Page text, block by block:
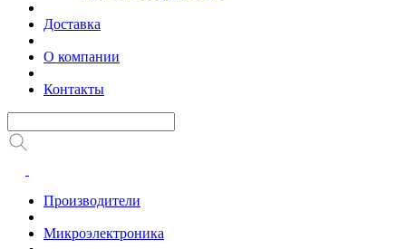
Доставка
О компании
Контакты
Производители
Микроэлектроника